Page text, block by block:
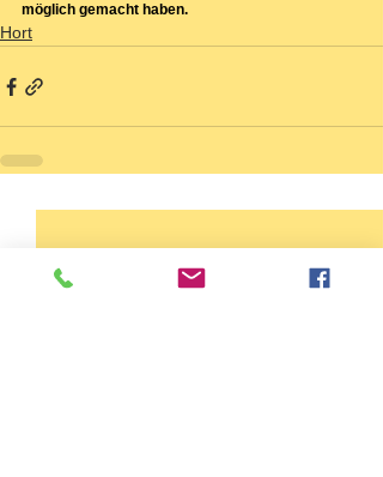
möglich gemacht haben.
Hort